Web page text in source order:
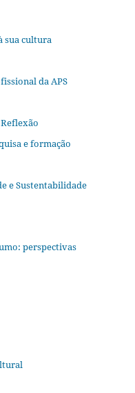
sua cultura
da APS
e formação
e Sustentabilidade
perspectivas